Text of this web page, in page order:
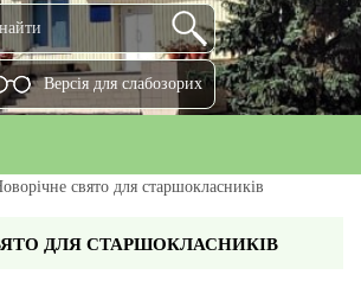
Версiя для слабозорих
свято для старшокласників
ДЛЯ СТАРШОКЛАСНИКІВ